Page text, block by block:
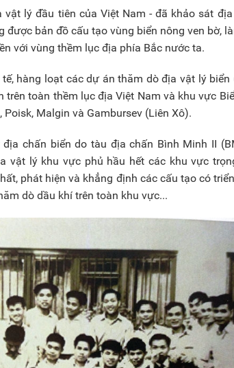
lý đầu tiên của Việt Nam - đã khảo sát
được bản đồ cấu tạo vùng biển nông ven bờ,
với vùng thềm lục địa phía Bắc nước ta.
hàng loạt các dự án thăm dò địa vật lý biển
trên toàn thềm lục địa Việt Nam và khu vực
Malgin và Gambursev (Liên Xô).
chấn biển do tàu địa chấn Bình Minh II
vật lý khu vực phủ hầu hết các khu vực
phát hiện và khẳng định các cấu tạo có
dò dầu khí trên toàn khu vực...